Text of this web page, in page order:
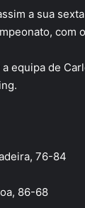
a sua
com
equipa de
76-84
86-68